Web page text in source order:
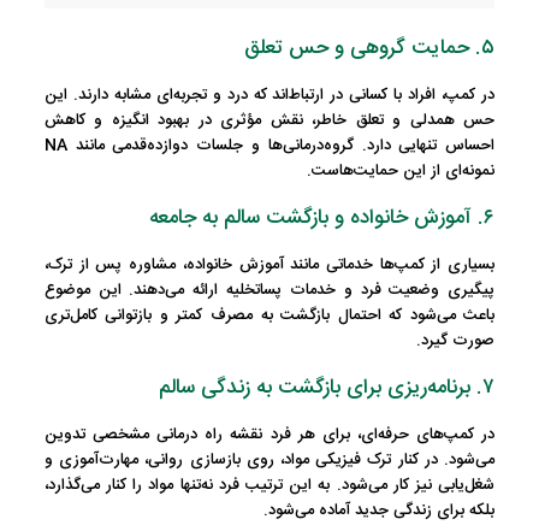
۵. حمایت گروهی و حس تعلق
در کمپ، افراد با کسانی در ارتباط‌اند که درد و تجربه‌ای مشابه دارند. این
حس همدلی و تعلق خاطر، نقش مؤثری در بهبود انگیزه و کاهش
احساس تنهایی دارد. گروه‌درمانی‌ها و جلسات دوازده‌قدمی مانند NA
نمونه‌ای از این حمایت‌هاست.
۶. آموزش خانواده و بازگشت سالم به جامعه
بسیاری از کمپ‌ها خدماتی مانندآموزش خانواده، مشاوره پس از ترک،
پیگیری وضعیت فرد و خدمات پساتخلیهارائه می‌دهند. این موضوع
باعث می‌شود که احتمال بازگشت به مصرف کمتر و بازتوانی کامل‌تری
صورت گیرد.
۷. برنامه‌ریزی برای بازگشت به زندگی سالم
در کمپ‌های حرفه‌ای، برای هر فرد نقشه راه درمانی مشخصی تدوین
می‌شود. در کنار ترک فیزیکی مواد، روی بازسازی روانی، مهارت‌آموزی و
شغل‌یابی نیز کار می‌شود. به این ترتیب فرد نه‌تنها مواد را کنار می‌گذارد،
بلکه برای زندگی جدید آماده می‌شود.